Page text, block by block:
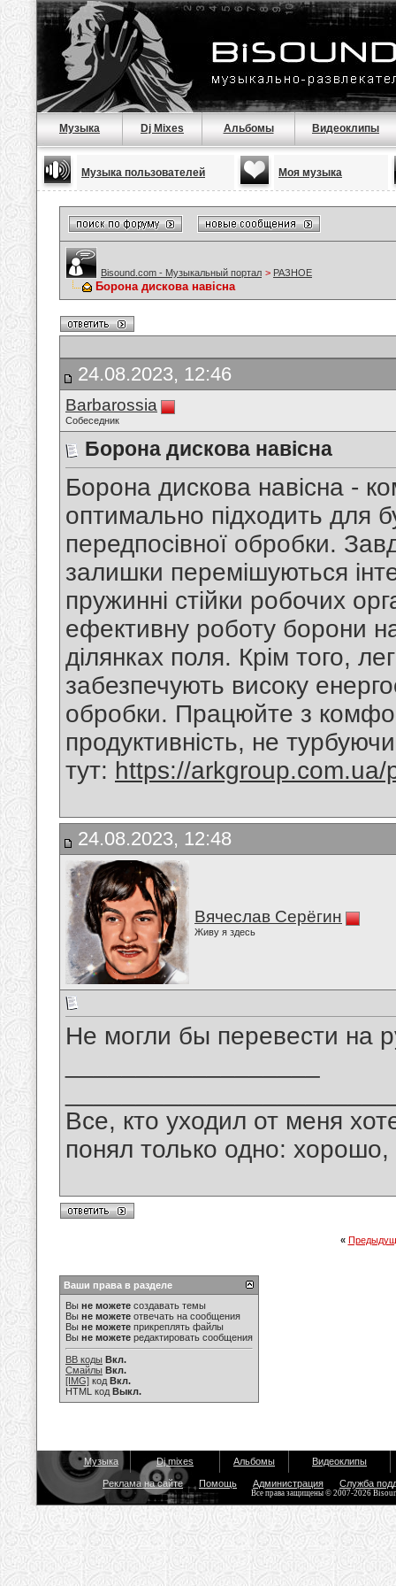
Музыка Dj Mixes Альбомы Видеоклипы
Музыка пользователей Моя музыка
Bisound.com - Музыкальный портал > РАЗНОЕ
Борона дискова навісна
24.08.2023, 12:46
Barbarossia
Собеседник
Борона дискова навісна
Борона дискова навісна -
оптимально підходить для
передпосівної обробки.
залишки перемішуються
пружинні стійки робочих
ефективну роботу борони
ділянках поля. Крім того,
забезпечують високу
обробки. Працюйте з
продуктивність, не
тут: https://
24.08.2023, 12:48
Вячеслав Серёгин
Живу я здесь
Не могли бы перевести на
Все, кто уходил от меня
понял только одно:
«
Ваши права в разделе
Вы не можете создавать темы
Вы не можете отвечать на сообщения
Вы не можете прикреплять файлы
Вы не можете редактировать сообщения
BB коды Вкл.
Смайлы Вкл.
[IMG] код Вкл.
HTML код Выкл.
Музыка Dj mixes Альбомы Видеоклипы
Реклама на сайте Помощь Администрация Служба
Все права защищены © 2007-2026